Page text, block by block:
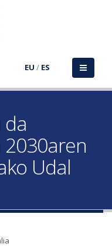
EU / ES
2030aren
Udal